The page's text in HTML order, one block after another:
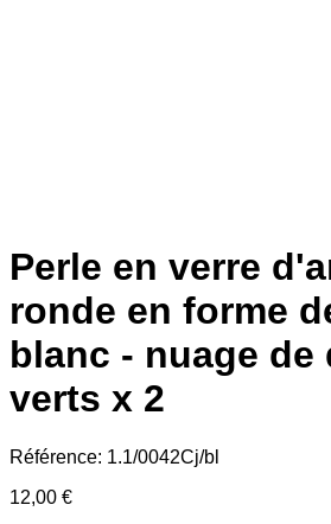
Perle en verre
ronde en forme
blanc - nuage de
verts x 2
Référence: 1.1/0042Cj/bl
12,00 €